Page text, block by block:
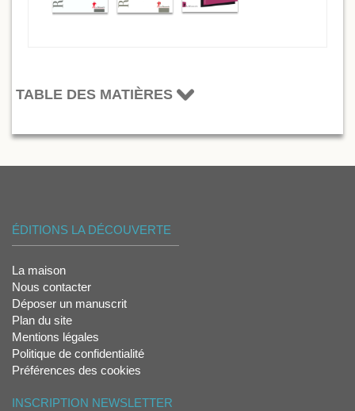
TABLE DES MATIÈRES
ÉDITIONS LA DÉCOUVERTE
La maison
Nous contacter
Déposer un manuscrit
Plan du site
Mentions légales
Politique de confidentialité
Préférences des cookies
INSCRIPTION NEWSLETTER